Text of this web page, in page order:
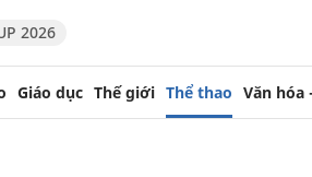
2026
Giáo dục Thế giới Thể thao Văn hóa